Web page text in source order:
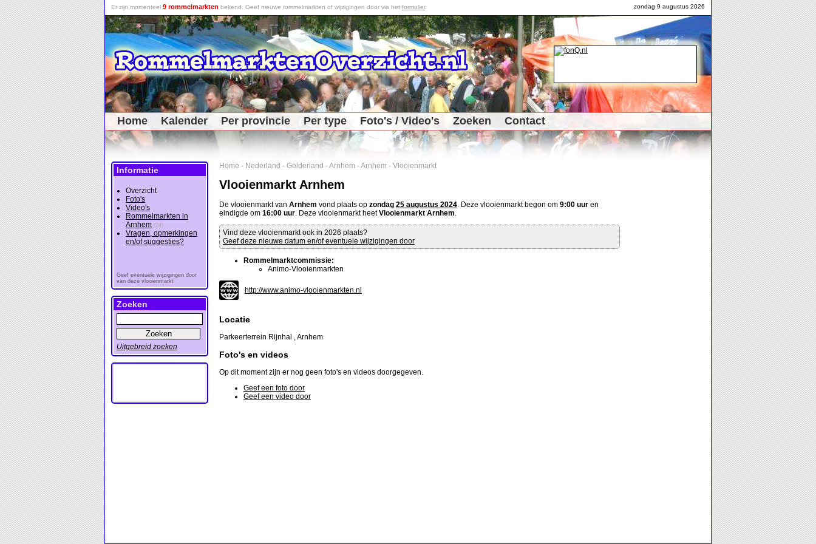
zondag 9 augustus 2026
Er zijn momenteel 9 rommelmarkten bekend. Geef nieuwe rommelmarkten of wijzigingen door via het formulier.
Home Kalender Per provincie Per type Foto's / Video's Zoeken Contact
Home - Nederland - Gelderland -Arnhem -Arnhem - Vlooienmarkt
Vlooienmarkt Arnhem
De vlooienmarkt van Arnhem vond plaats op zondag 25 augustus 2024 . Deze vlooienmarkt begon om 9:00 uur en
eindigde om 16:00 uur . Deze vlooienmarkt heetVlooienmarkt Arnhem
Vind deze vlooienmarkt ook in 2026 plaats?
Geef deze nieuwe datum en/of eventuele wijzigingen door
Rommelmarktcommissie:
Animo-Vlooienmarkten
http://www.animo-vlooienmarkten.nl
Locatie
Parkeerterrein Rijnhal , Arnhem
Foto's en videos
Op dit moment zijn er nog geen foto's en videos doorgegeven.
Geef een foto door
Geef een video door
Informatie
Overzicht
Foto's
Video's
Rommelmarkten in
Arnhem (24)
Vragen, opmerkingen
en/of suggesties?
Geef eventuele wijzigingen door
van deze vlooienmarkt
Zoeken
Uitgebreid zoeken